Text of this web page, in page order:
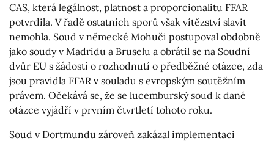
CAS, která legálnost, platnost a proporcionalitu FFAR
potvrdila. V řadě ostatních sporů však vítězství slavit
nemohla. Soud v německé Mohuči postupoval obdobně
jako soudy v Madridu a Bruselu a obrátil se na Soudní
dvůr EU s žádostí o rozhodnutí o předběžné otázce, zda
jsou pravidla FFAR v souladu s evropským soutěžním
právem. Očekává se, že se lucemburský soud k dané
otázce vyjádří v prvním čtvrtletí tohoto roku.
Soud v Dortmundu zároveň zakázal implementaci